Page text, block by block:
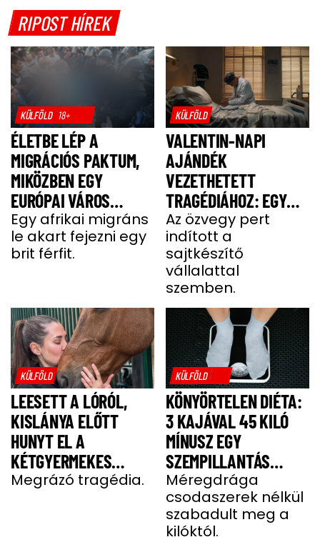
RIPOST HÍREK
KÜLFÖLD 18+
ÉLETBE LÉP A
MIGRÁCIÓS PAKTUM,
MIKÖZBEN EGY
EURÓPAI VÁROS
LÁNGOKBAN ÁLL A
MIGRÁNSERŐSZAK
MIATT
Egy afrikai migráns
le akart fejezni egy
brit férfit.
KÜLFÖLD
VALENTIN-NAPI
AJÁNDÉK
VEZETHETETT
TRAGÉDIÁHOZ: EGY
SAJT MIATT HALT MEG
A FÉRJ
Az özvegy pert
indított a
sajtkészítő
vállalattal
szemben.
KÜLFÖLD
LEESETT A LÓRÓL,
KISLÁNYA ELŐTT
HUNYT EL A
KÉTGYERMEKES
DONATELLA
Megrázó tragédia.
KÜLFÖLD
KÖNYÖRTELEN DIÉTA:
3 KAJÁVAL 45 KILÓ
MÍNUSZ EGY
SZEMPILLANTÁS
ALATT
Méregdrága
csodaszerek nélkül
szabadult meg a
kilóktól.